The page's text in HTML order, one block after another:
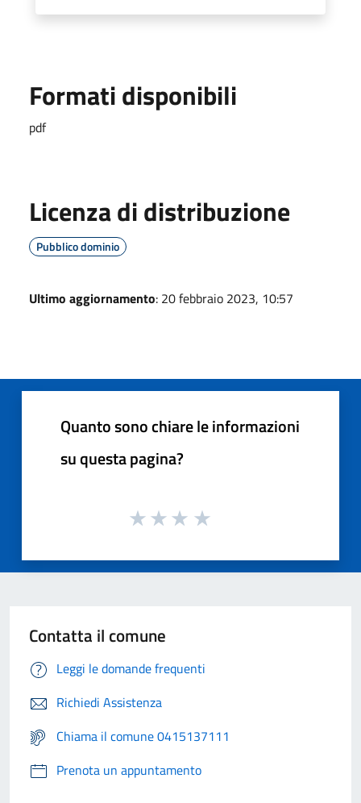
Formati disponibili
pdf
Licenza di distribuzione
Pubblico dominio
Ultimo aggiornamento: 20 febbraio 2023, 10:57
Quanto sono chiare le informazioni
su questa pagina?
Contatta il comune
Leggi le domande frequenti
Richiedi Assistenza
Chiama il comune 0415137111
Prenota un appuntamento